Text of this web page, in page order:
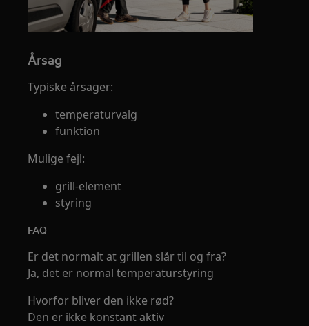
Årsag
Typiske årsager:
temperaturvalg
funktion
Mulige fejl:
grill-element
styring
FAQ
Er det normalt at grillen slår til og fra?
Ja, det er normal temperaturstyring
Hvorfor bliver den ikke rød?
Den er ikke konstant aktiv